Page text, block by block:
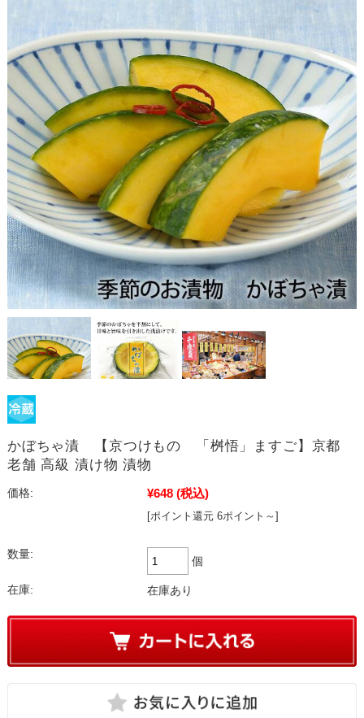
かぼちゃ漬 【京つけもの 「桝悟」ますご】京都
老舗 高級 漬け物 漬物
価格: ¥648 (税込)
[ポイント還元 6ポイント～]
数量:
個
在庫: 在庫あり